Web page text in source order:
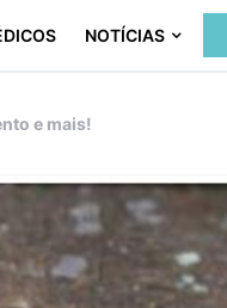
NOTÍCIAS
e mais!